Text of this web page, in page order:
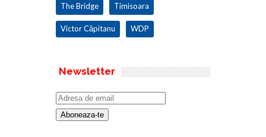
The Bridge Timisoara
Victor Căpitanu WDP
Newsletter